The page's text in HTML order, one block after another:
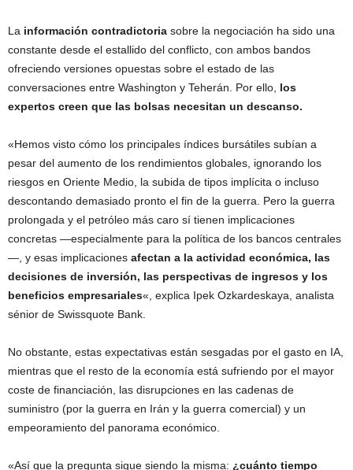
La información contradictoria sobre la negociación ha sido una
constante desde el estallido del conflicto, con ambos bandos
ofreciendo versiones opuestas sobre el estado de las
conversaciones entre Washington y Teherán. Por ello, los
expertos creen que las bolsas necesitan un descanso.
«Hemos visto cómo los principales índices bursátiles subían a
pesar del aumento de los rendimientos globales, ignorando los
riesgos en Oriente Medio, la subida de tipos implícita o incluso
descontando demasiado pronto el fin de la guerra. Pero la guerra
prolongada y el petróleo más caro sí tienen implicaciones
concretas —especialmente para la política de los bancos centrales
—, y esas implicaciones afectan a la actividad económica, las
decisiones de inversión, las perspectivas de ingresos y los
beneficios empresariales«, explica Ipek Ozkardeskaya, analista
sénior de Swissquote Bank.
No obstante, estas expectativas están sesgadas por el gasto en IA,
mientras que el resto de la economía está sufriendo por el mayor
coste de financiación, las disrupciones en las cadenas de
suministro (por la guerra en Irán y la guerra comercial) y un
empeoramiento del panorama económico.
«Así que la pregunta sigue siendo la misma: ¿cuánto tiempo